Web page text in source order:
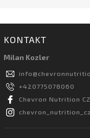
KONTAKT
Milan Kozler
info@
+420775078060
Chevron Nutrition